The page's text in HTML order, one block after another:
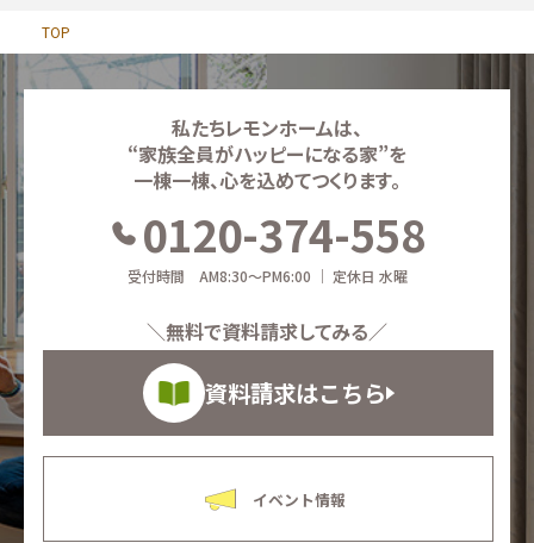
∟総合お問い合わせ
∟資料請求
∟来場予約
TOP
私たちレモンホームは、
“家族全員がハッピーになる家”を
一棟一棟、心を込めてつくります。
0120-374-558
受付時間 AM8:30～PM6:00 ｜ 定休日 水曜
＼無料で資料請求してみる／
資料請求はこちら
イベント情報